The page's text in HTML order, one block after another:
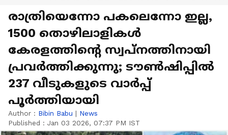
രാത്രിയെന്നോ പകലെന്നോ ഇല്ല,
1500 തൊഴിലാളികൾ
കേരളത്തിന്‍റെ സ്വപ്നത്തിനായി
പ്രവർത്തിക്കുന്നു; ടൗണ്‍ഷിപ്പില്‍
237 വീടുകളുടെ വാര്‍പ്പ്
പൂര്‍ത്തിയായി
Author : Bibin Babu | News
Published : Jan 03 2026, 07:37 PM IST